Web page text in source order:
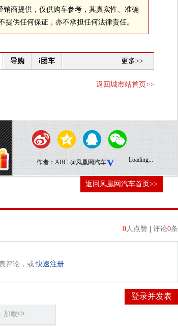
商提供，仅供购车参考，其真实性、准确
供任何保证，亦不承担任何法律责任。
导购 i团车 更多>>
返回城市站首页>>
作者： ABC @凤凰网汽车 Loading...
返回凤凰网汽车首页>>
0人点赞 评论0条
评论，或 快速注册
登录并发表
加载中...